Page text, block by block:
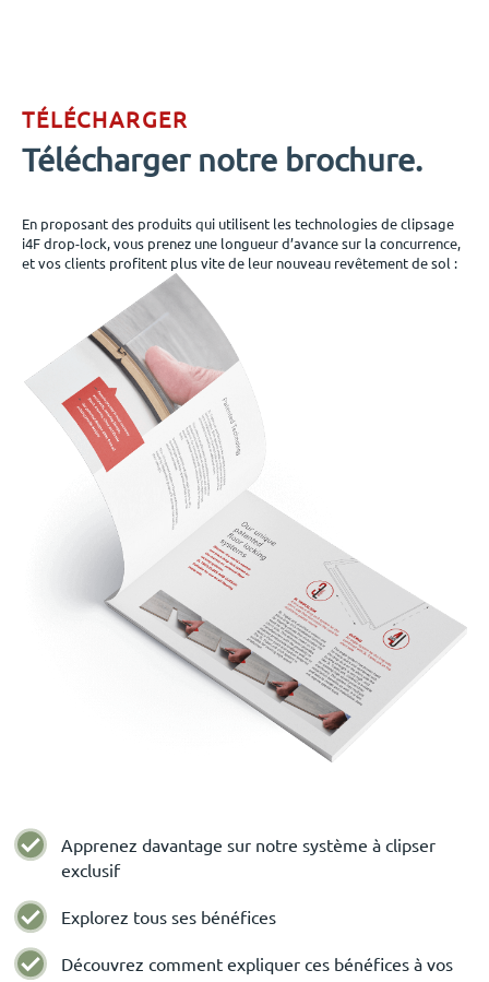
TÉLÉCHARGER
Télécharger notre brochure.
En proposant des produits qui utilisent les technologies de clipsage
i4F drop-lock, vous prenez une longueur d’avance sur la concurrence,
et vos clients profitent plus vite de leur nouveau revêtement de sol :
Apprenez davantage sur notre système à clipser
exclusif
Explorez tous ses bénéfices
Découvrez comment expliquer ces bénéfices à vos